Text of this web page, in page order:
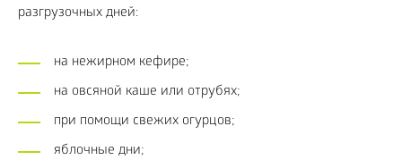
разгрузочных дней:
на нежирном кефире;
на овсяной каше или отрубях;
при помощи свежих огурцов;
яблочные дни;